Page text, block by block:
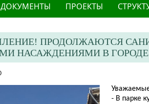
ДОКУМЕНТЫ ПРОЕКТЫ
ПРОДОЛЖАЮТСЯ
НАСАЖДЕНИЯМИ В ГОРОДЕ
​- В парке